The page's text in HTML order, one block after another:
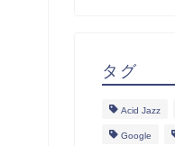
タグ
Acid Jazz
Google